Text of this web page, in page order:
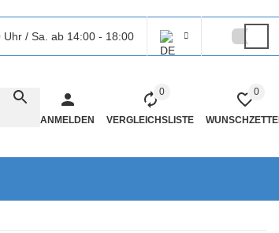
/ Sa. ab 14:00 - 18:00
ANMELDEN
0
VERGLEICHSLISTE
0